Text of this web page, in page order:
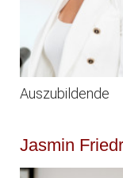
Auszubildende
Jasmin